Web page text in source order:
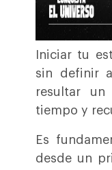
Iniciar tu
sin definir
resultar
tiempo y
Es
desde un